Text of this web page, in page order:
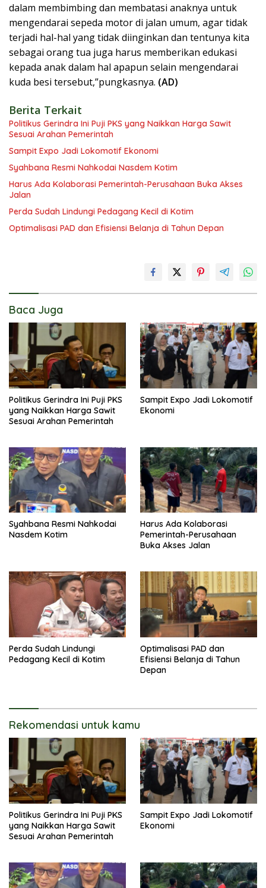
dalam membimbing dan membatasi anaknya untuk
mengendarai sepeda motor di jalan umum, agar tidak
terjadi hal-hal yang tidak diinginkan dan tentunya kita
sebagai orang tua juga harus memberikan edukasi
kepada anak dalam hal apapun selain mengendarai
kuda besi tersebut,”pungkasnya. (AD)
Berita Terkait
Politikus Gerindra Ini Puji PKS yang Naikkan Harga Sawit
Sesuai Arahan Pemerintah
Sampit Expo Jadi Lokomotif Ekonomi
Syahbana Resmi Nahkodai Nasdem Kotim
Harus Ada Kolaborasi Pemerintah-Perusahaan Buka Akses
Jalan
Perda Sudah Lindungi Pedagang Kecil di Kotim
Optimalisasi PAD dan Efisiensi Belanja di Tahun Depan
Baca Juga
Politikus Gerindra Ini Puji PKS
yang Naikkan Harga Sawit
Sesuai Arahan Pemerintah
Sampit Expo Jadi Lokomotif
Ekonomi
Syahbana Resmi Nahkodai
Nasdem Kotim
Harus Ada Kolaborasi
Pemerintah-Perusahaan
Buka Akses Jalan
Perda Sudah Lindungi
Pedagang Kecil di Kotim
Optimalisasi PAD dan
Efisiensi Belanja di Tahun
Depan
Rekomendasi untuk kamu
Politikus Gerindra Ini Puji PKS
yang Naikkan Harga Sawit
Sesuai Arahan Pemerintah
Sampit Expo Jadi Lokomotif
Ekonomi